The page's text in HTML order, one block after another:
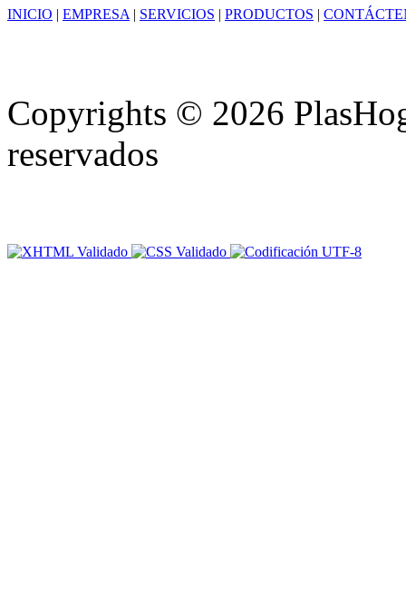
INICIO | EMPRESA | SERVICIOS | PRODUCTOS |
Copyrights © 2026
reservados